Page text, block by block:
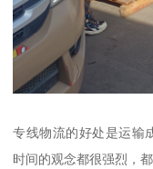
专线物流的好处是运输
时间的观念都很强烈，